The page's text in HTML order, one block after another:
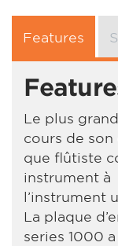
Features
Le plus
cours de
que flûtiste
instrument à
l’instrument
La plaque
series 1000